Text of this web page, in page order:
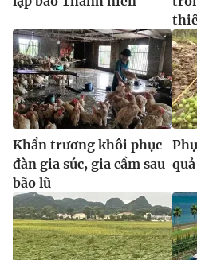
® Cấm sao chép dưới mọi hình
thuận bằng văn bản. Ghi rõ nguồn
thông tin từ website này.
Khẩn trương khôi phục
đàn gia súc, gia cầm sau
bão lũ